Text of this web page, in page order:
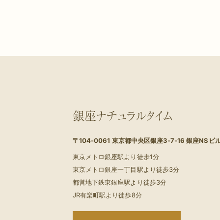
銀座ナチュラルタイム
〒104-0061 東京都中央区銀座3-7-16 銀座NSビ
東京メトロ銀座駅より徒歩1分
東京メトロ銀座一丁目駅より徒歩3分
都営地下鉄東銀座駅より徒歩3分
JR有楽町駅より徒歩8分